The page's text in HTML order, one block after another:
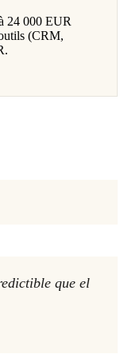
24 000 EUR
(CRM,
que el